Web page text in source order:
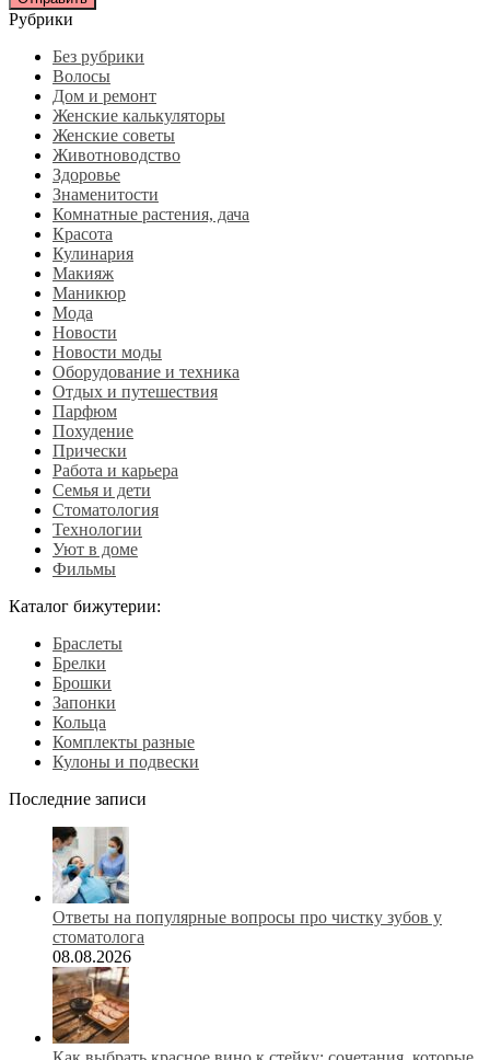
Рубрики
Без рубрики
Волосы
Дом и ремонт
Женские калькуляторы
Женские советы
Животноводство
Здоровье
Знаменитости
Комнатные растения, дача
Красота
Кулинария
Макияж
Маникюр
Мода
Новости
Новости моды
Оборудование и техника
Отдых и путешествия
Парфюм
Похудение
Прически
Работа и карьера
Семья и дети
Стоматология
Технологии
Уют в доме
Фильмы
Каталог бижутерии:
Браслеты
Брелки
Брошки
Запонки
Кольца
Комплекты разные
Кулоны и подвески
Последние записи
Ответы на популярные вопросы про чистку зубов у
стоматолога
08.08.2026